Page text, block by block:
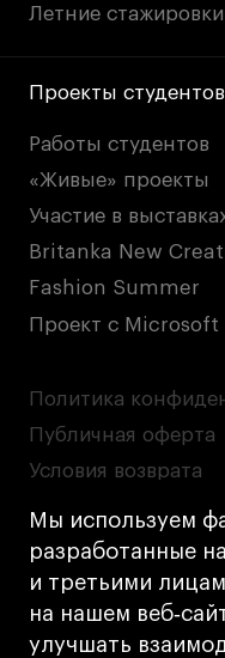
Мы используем
разработанные
и третьими
на нашем
улучшать
Летние стажировки
Проекты студентов
Работы студентов
«Живые» проекты
Участие в
Britanka New
Fashion Summer
Проект с Microsoft
Политика
Публичная оферта
Условия возврата
Кредит на
Лицензия на
деятельности АНО
Университет»
Карта сайта